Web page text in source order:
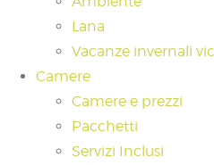
Lana
Vacanze invernali
Camere
Camere e prezzi
Pacchetti
Servizi Inclusi